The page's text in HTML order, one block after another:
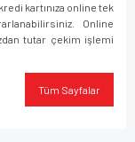
kartınıza online tek
Online
tutar çekim işlemi
Tüm Sayfalar